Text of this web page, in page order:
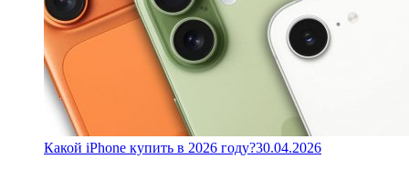
Какой iPhone купить в 2026 году?30.04.2026